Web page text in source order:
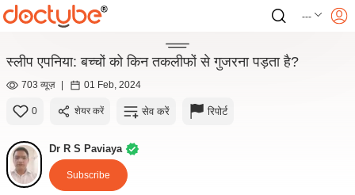
---
स्लीप एपनिया: बच्चों को किन तकलीफों से गुजरना पड़ता है?
703 व्यूज़ | 01 Feb, 2024
0 शेयर करें सेव करें रिपोर्ट
Dr R S Paviaya
Subscribe